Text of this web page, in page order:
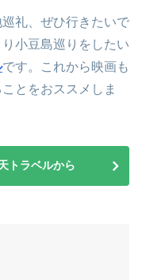
礼、ぜひ行きたいで
小豆島巡りをしたい
です。これから映画も
とをおススメしま
トラベルから